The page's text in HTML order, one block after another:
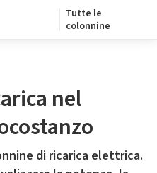
Tutte le
colonnine
nel
di ricarica elettrica.